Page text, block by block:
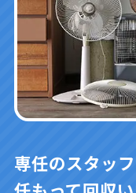
専任のスタッ